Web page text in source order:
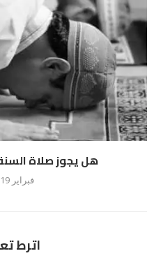
هل يجوز صلاة
فبراير 19, 2022
اترط